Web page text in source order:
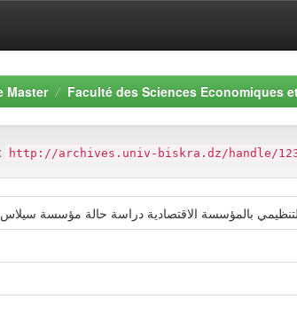
Master Faculté des Sciences Economiques
http://archives.univ-biskra.dz/handle/